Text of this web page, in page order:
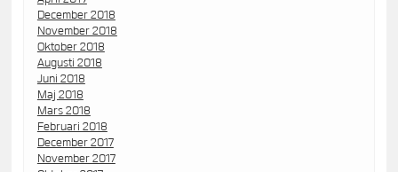
December 2018
November 2018
Oktober 2018
Augusti 2018
Juni 2018
Maj 2018
Mars 2018
Februari 2018
December 2017
November 2017